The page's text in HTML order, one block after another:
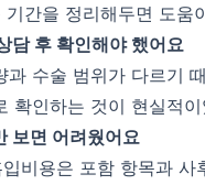
기간을 정리해두면 도움
담 후 확인해야 했어요
과 수술 범위가 다르기
확인하는 것이 현실적이
보면 어려웠어요
비용은 포함 항목과 사